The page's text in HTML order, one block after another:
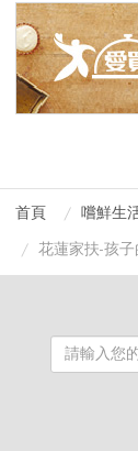
首頁 嚐鮮生
花蓮家扶-孩